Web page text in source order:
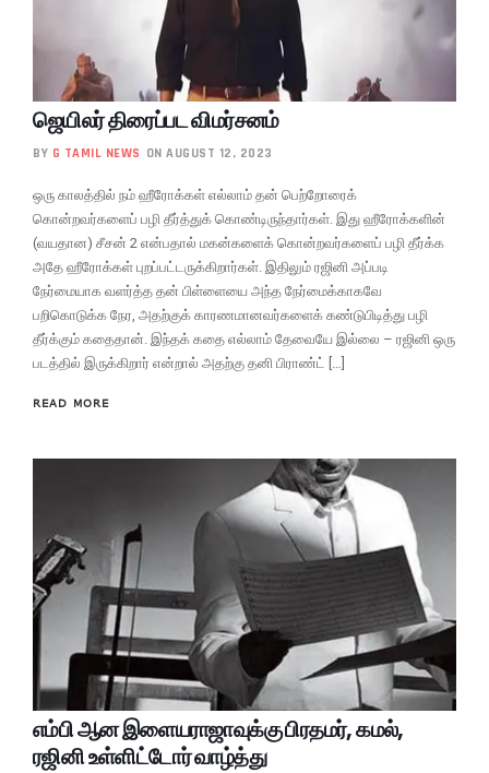
ஜெயிலர் திரைப்பட விமர்சனம்
BY G TAMIL NEWS ON AUGUST 12, 2023
ஒரு காலத்தில் நம் ஹீரோக்கள் எல்லாம் தன் பெற்றோரைக்
கொன்றவர்களைப் பழி தீர்த்துக் கொண்டிருந்தார்கள். இது ஹீரோக்களின்
(வயதான) சீசன் 2 என்பதால் மகன்களைக் கொன்றவர்களைப் பழி தீர்க்க
அதே ஹீரோக்கள் புறப்பட்டருக்கிறார்கள். இதிலும் ரஜினி அப்படி
நேர்மையாக வளர்த்த தன் பிள்ளையை அந்த நேர்மைக்காகவே
பறிகொடுக்க நேர, அதற்குக் காரணமானவர்களைக் கண்டுபிடித்து பழி
தீர்க்கும் கதைதான். இந்தக் கதை எல்லாம் தேவையே இல்லை – ரஜினி ஒரு
படத்தில் இருக்கிறார் என்றால் அதற்கு தனி பிராண்ட் […]
READ MORE
எம்பி ஆன இளையராஜாவுக்கு பிரதமர், கமல்,
ரஜினி உள்ளிட்டோர் வாழ்த்து